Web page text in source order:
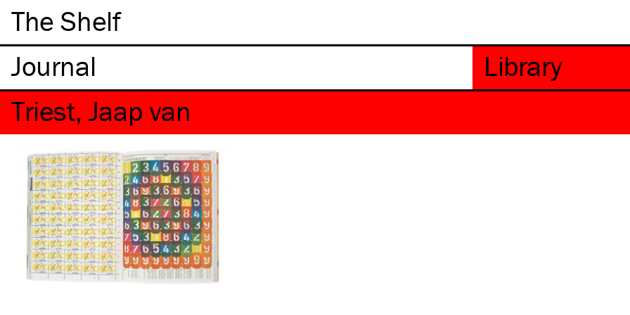
The Shelf
Triest, Jaap van